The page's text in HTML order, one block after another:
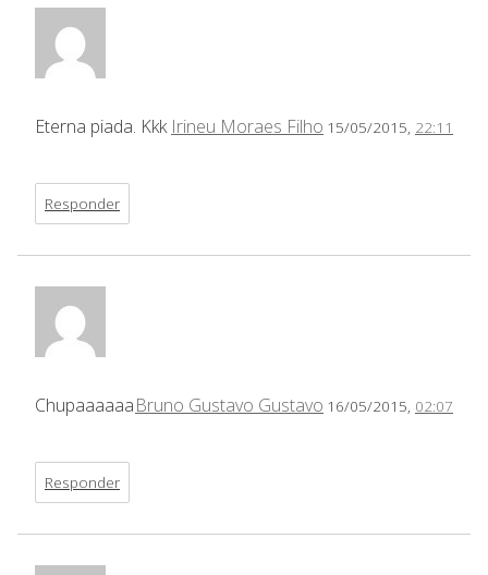
Irineu Moraes Filho 15/05/2015, 22:11
Eterna piada. Kkk
Responder
Bruno Gustavo Gustavo 16/05/2015, 02:07
Chupaaaaaa
Responder